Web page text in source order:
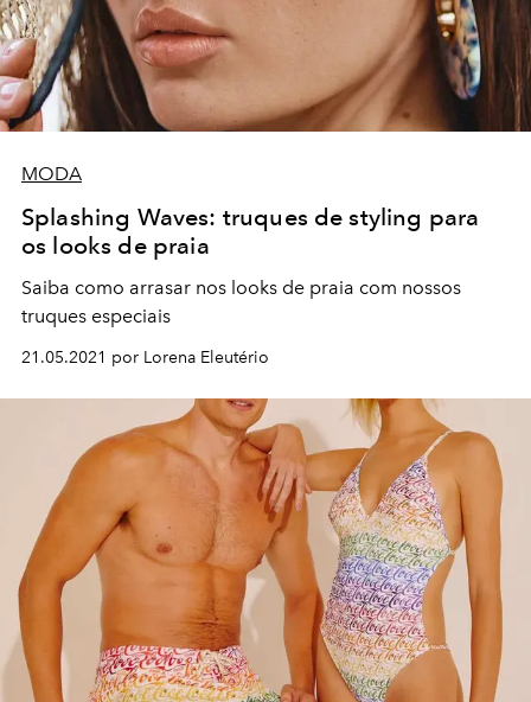
MODA
Splashing Waves: truques de styling para
os looks de praia
Saiba como arrasar nos looks de praia com nossos
truques especiais
21.05.2021 por Lorena Eleutério